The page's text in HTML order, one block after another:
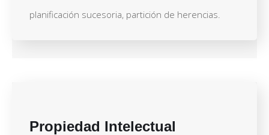
planificación sucesoria, partición de herencias.
Propiedad Intelectual